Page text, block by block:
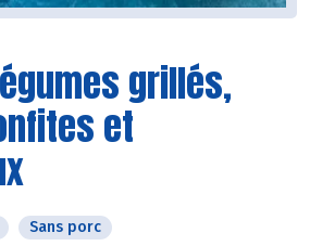
grillés,
et
Sans porc